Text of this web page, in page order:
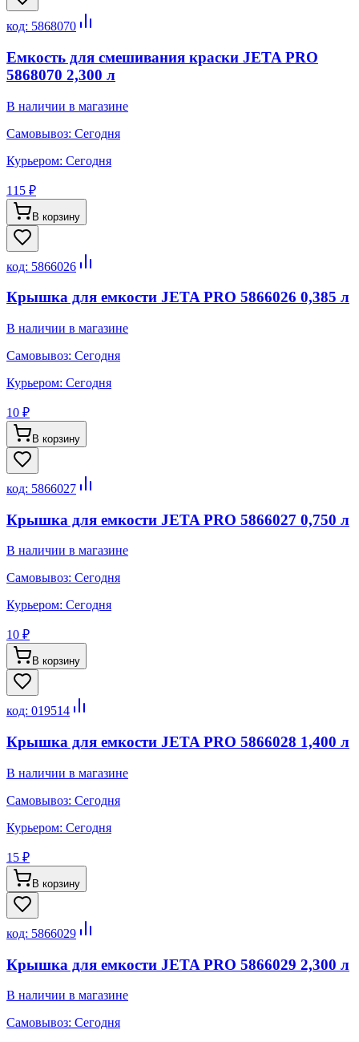
код: 5868070
Емкость для смешивания краски JETA PRO
5868070 2,300 л
В наличии в магазине
Самовывоз: Сегодня
Курьером: Сегодня
115 ₽
В корзину
код: 5866026
Крышка для емкости JETA PRO 5866026 0,385 л
В наличии в магазине
Самовывоз: Сегодня
Курьером: Сегодня
10 ₽
В корзину
код: 5866027
Крышка для емкости JETA PRO 5866027 0,750 л
В наличии в магазине
Самовывоз: Сегодня
Курьером: Сегодня
10 ₽
В корзину
код: 019514
Крышка для емкости JETA PRO 5866028 1,400 л
В наличии в магазине
Самовывоз: Сегодня
Курьером: Сегодня
15 ₽
В корзину
код: 5866029
Крышка для емкости JETA PRO 5866029 2,300 л
В наличии в магазине
Самовывоз: Сегодня